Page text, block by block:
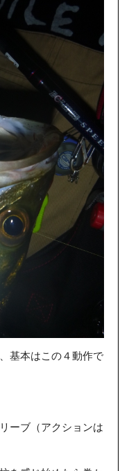
基本はこの４動作で
ーブ（アクションは